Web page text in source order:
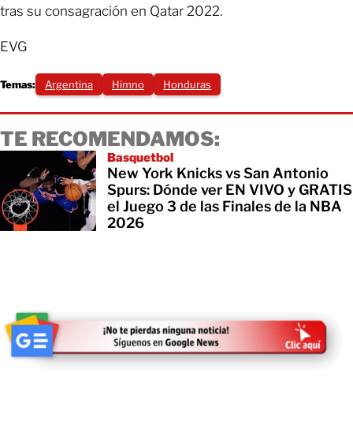
tras su consagración en Qatar 2022.
EVG
Temas: Argentina Himno Honduras
TE RECOMENDAMOS:
Basquetbol
New York Knicks vs San Antonio
Spurs: Dónde ver EN VIVO y GRATIS
el Juego 3 de las Finales de la NBA
2026